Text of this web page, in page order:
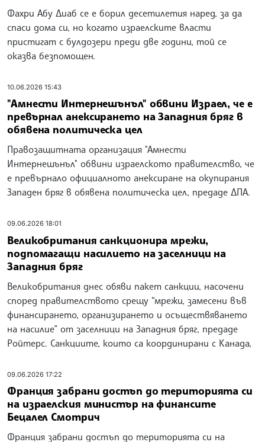
Фахри Абу Диаб се е борил десетилетия наред, за да
спаси дома си, но когато израелските власти
пристигат с булдозери преди две години, той се
оказва безпомощен.
10.06.2026 15:43
"Амнести Интернешънъл" обвини Израел, че е
превърнал анексирането на Западния бряг в
обявена политическа цел
Правозащитната организация "Амнести
Интернешънъл" обвини израелското правителство, че
е превърнало официалното анексиране на окупирания
Западен бряг в обявена политическа цел, предаде ДПА.
09.06.2026 18:01
Великобритания санкционира мрежи,
подпомагащи насилието на заселници на
Западния бряг
Великобритания днес обяви пакет санкции, насочени
според правителството срещу “мрежи, замесени във
финансирането, организирането и осъществяването
на насилие” от заселници на Западния бряг, предаде
Ройтерс. Санкциите, които са координирани с Канада,
09.06.2026 17:22
Франция забрани достъп до територията си
на израелския министър на финансите
Бецалел Смотрич
Франция забрани достъп до територията си на